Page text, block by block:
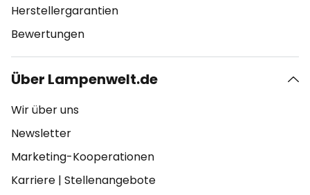
Herstellergarantien
Bewertungen
Über Lampenwelt.de
Wir über uns
Newsletter
Marketing-Kooperationen
Karriere | Stellenangebote